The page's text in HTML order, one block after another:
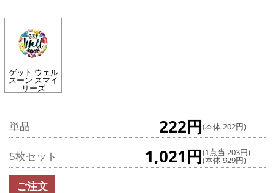
ゲット ウェル
スーン スマイ
リーズ
単品 222円(本体 202円)
5枚セット 1,021円(1点当 203円)
(本体 929円)
ご注文